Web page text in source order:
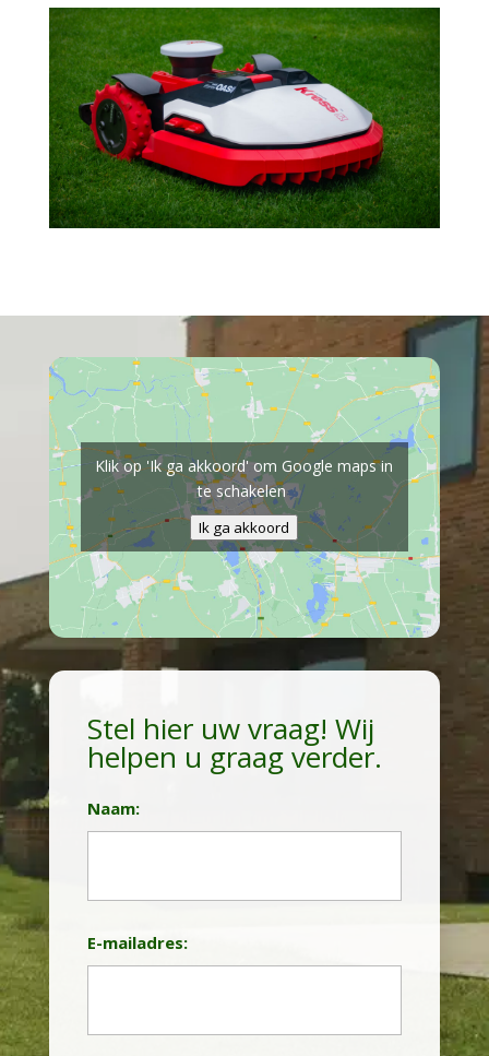
Klik op 'Ik ga akkoord' om Google maps in
te schakelen
Ik ga akkoord
Stel hier uw vraag! Wij
helpen u graag verder.
Naam:
E-mailadres: